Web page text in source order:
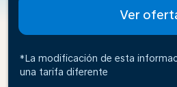
Ver
*La modificación de esta
una tarifa diferente